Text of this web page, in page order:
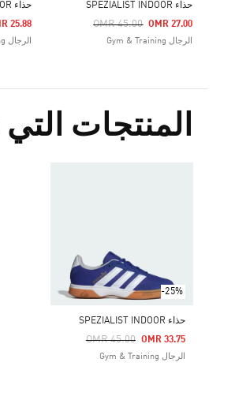
حذاء SPEZIALIST INDOOR
Price Reduced From
OMR 45.00
To OMR 27.00
الرجال Gym & Training
حذاء LIGRA 8 INDOOR
25.88
الرجال Gym & Training
المنتجات
-25%
حذاء SPEZIALIST INDOOR
Price Reduced From
OMR 45.00
To OMR 33.75
الرجال Gym & Training